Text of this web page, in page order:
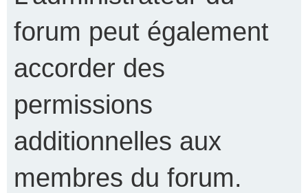
forum peut également
accorder des
permissions
additionnelles aux
membres du forum.